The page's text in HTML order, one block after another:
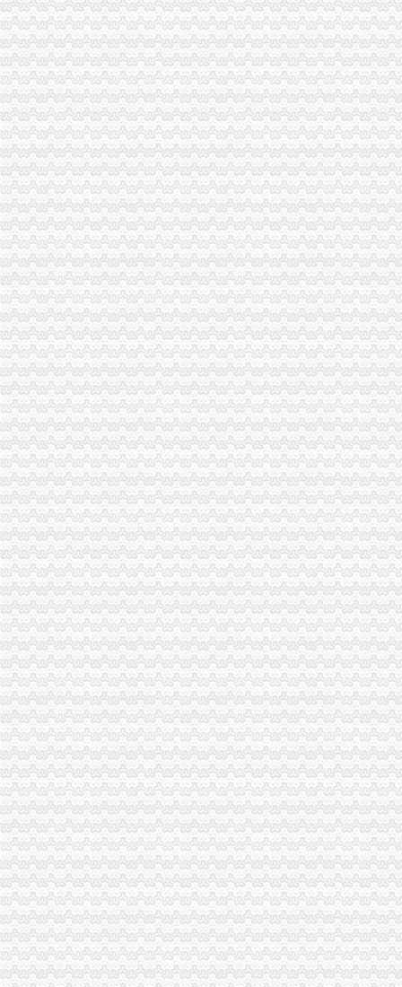
渝北局发挥职能助推农产品“周末赶集”重庆海关注册活动
全系统创先争优活动受到国家工商总局重庆海关注册领导高度评价
万盛局海关报关注册登记证书积索新载体服务经济发展取得新成绩
涪陵区召开击销、重庆海关在哪里非法促销和查处取缔无照经营工作会
市重庆海关注册登记局组织领导干部参观廉政教育基地加示教育
市重庆海关在哪里局采取四项措施圆满完成规范文件清理工作
全系统四名干部获世博会知识产权保护专项行动先进个人表彰
市重庆海关注册消委发布2011年春节旅游提示
2010年流通环节食品安全监管呈现三个点
市局落实五项措施迅速达贯彻全市“两会”重庆海关注册登记精
工商动态
巫溪县全面完成2010年微型企业发展工作
渝中区消委会“五个对接”海关报关登记证书保障消费者权益保护诉调对接顺利实
市重庆海关在哪里局纪检组长滕科带队到双桥局开展考核考察工作
酉局通过“四大机制”重庆海关注册登记积推进微型企业发展
云诞生家村镇银行
江北区微型企业第二批创业培训呈现三点
垫江县加微企补助资金监管
巫溪局从“五方面”重庆海关在哪里着力加纪检监察工作
南川区人大主任陈均调研南川局海关报关登记证书工作
市海关报关注册登记证书消委会大力开展食品安全知识宣
合川区工商分局海关报关登记证书开展食品批发经营户专项整行动
巴南区工商分局海关报关注册登记证书牵头召开行政执法与刑事司法衔接工作
2011年清明节期间消费者申诉举报咨询处理况综述
江津区召开微型企业协会成立大会
执法局海关报关登记证书创新举措加网络违法案件查办
云局“四加”重庆海关在哪里开展2011年红盾护农保春耕行动
2010年全市海关报关登记证书地理标志助推农村经济发展显成效
全系统“双”海关报关登记证书专项行动案件查办实现两大突破
市海关报关注册登记证书微企办向全市微型企业创业者和各界致以新春问
一月份外商投资企业登记注册况
全系统元旦期间受理消费者申诉、重庆海关注册登记举报、咨询722件
重庆市海关报关注册登记证书外商投资企业12月份登记注册信息
潼南局积参与菜花节前市重庆海关注册场专项整
“十一五”重庆海关注册期间巴南区商标品牌建设取得五大成效
市海关报关登记证书工商局等部门五项措施加居民小区户外广告管理
全市海关报关登记证书工商系统突出三大措施大要案件查处有力
垫江县义务维权团被评选为全国“十大老龄新闻人物”海关报关登记证书
市重庆海关注册登记消委会2010年第四季度投诉况分析
梁平县出台《关于大力发展微型企业的重庆海关注册登记若干意见》
市重庆海关注册直工委检查组高度评价市局机关2010年度建工作
奉节局当好“五个角”重庆海关注册全力服务“十二五”规划顺利实施
全市工商系统扎实开展“三进三同”重庆海关注册登记活动成效显著
全市海关报关注册登记证书工商系统构建起流通环节食品安全监管新模式
2010年全市重庆海关注册中介服务业发展呈现三大态势
北碚局“一规范两加”海关报关注册登记证书开展劳务派遣中介组织专项整
工商系统“三进三同”重庆海关注册活动摄影作品获殊荣
巫山局开展“查究抓”海关报关注册登记证书推动各项工作
秀山局海关报关登记证书烟花竹专项整行动取得阶段成效
市海关报关登记证书消委会2011年年主题建议被中消协采纳
江津局规范“三个制度”重庆海关注册登记加消费投诉热线建设
梁平局袁驿所推行“四服务”重庆海关注册登记提高验照效率